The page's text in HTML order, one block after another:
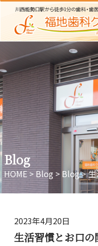
Skip
content
Blog
HOME>Blog > Blog>
2023年4月20日
生活習慣とお口の